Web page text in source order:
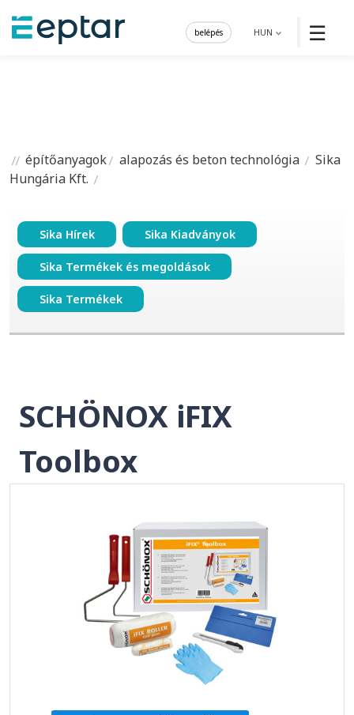
☰
HUN
belépés
építőanyagok alapozás és beton technológia
Sika
Hungária Kft.
Sika Hírek Sika Kiadványok
Sika Termékek és megoldások
Sika Termékek
SCHÖNOX iFIX
Toolbox